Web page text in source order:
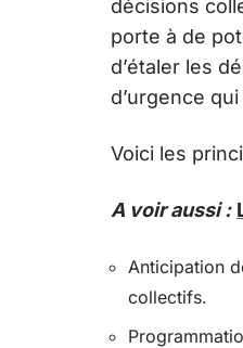
décisions
porte à de
d’étaler les
d’urgence
Voici les
A voir aussi :
Anticipation
collectifs.